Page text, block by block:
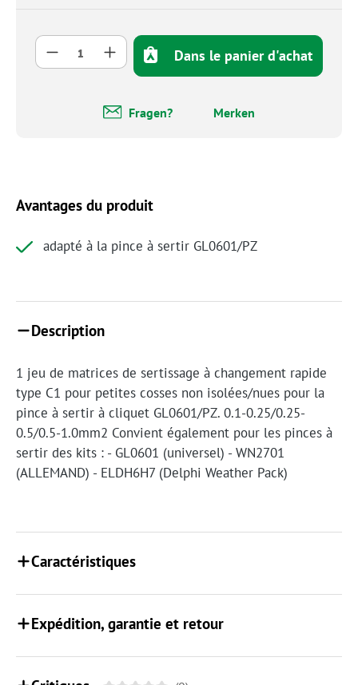
Quantité de produit : Entrez la quantité
Dans le panier d'achat
Fragen? Merken
Avantages du produit
adapté à la pince à sertir GL0601/PZ
Description
1 jeu de matrices de sertissage à changement rapide
type C1 pour petites cosses non isolées/nues pour la
pince à sertir à cliquet GL0601/PZ. 0.1-0.25/0.25-
0.5/0.5-1.0mm2 Convient également pour les pinces à
sertir des kits : - GL0601 (universel) - WN2701
(ALLEMAND) - ELDH6H7 (Delphi Weather Pack)
Caractéristiques
Expédition, garantie et retour